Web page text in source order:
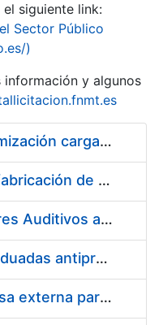
siguiente link:
Sector Público
)
información y algunos
Pliego condiciones optimización cargas compras firmado
Acuerdo marco para la fabricación de piezas
Suministro de Protectores Auditivos a medida para las personas trabajadoras de los Centros de Trabajo de Madrid y Burgos
Suministro de gafas graduadas antiproyecciones para los trabajadores de la FNMT-RCM en los centros de trabajo de Madrid y Burgos
Servicios de una empresa externa para el asesoramiento y resolución de los recursos de alzada que se presentan relacionados con procesos de selección para la FNMT-RCM